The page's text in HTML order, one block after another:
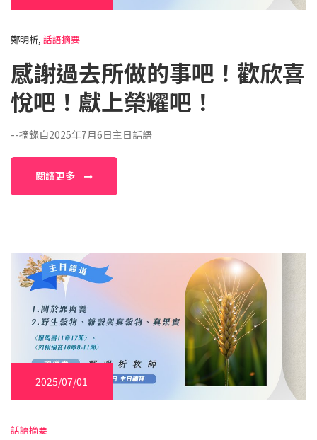
鄭明析, 話語摘要
感謝過去所做的事吧！歡欣喜
悅吧！獻上榮耀吧！
--摘錄自2025年7月6日主日話語
閱讀更多
2025/07/01
話語摘要